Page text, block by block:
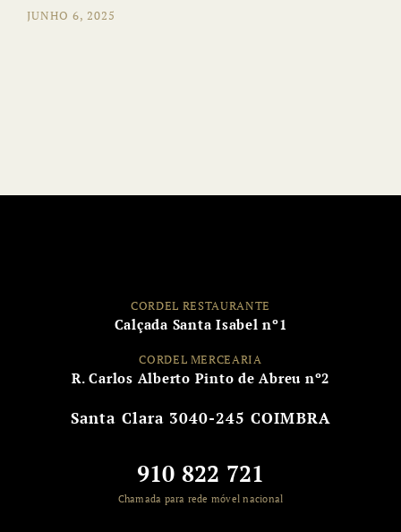
JUNHO 6, 2025
CORDEL RESTAURANTE
Calçada Santa Isabel nº1
CORDEL MERCEARIA
R. Carlos Alberto Pinto de Abreu nº2
Santa Clara 3040-245 COIMBRA
910 822 721
Chamada para rede móvel nacional